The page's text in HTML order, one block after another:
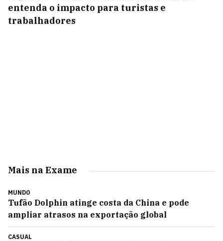
entenda o impacto para turistas e
trabalhadores
Mais na Exame
MUNDO
Tufão Dolphin atinge costa da China e pode
ampliar atrasos na exportação global
CASUAL